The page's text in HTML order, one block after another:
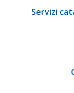
Servizi